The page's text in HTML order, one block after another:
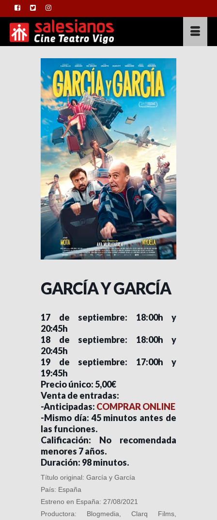
GARCÍA Y GARCÍA
17 de septiembre: 18:00h y
20:45h
18 de septiembre: 18:00h y
20:45h
19 de septiembre: 17:00h y
19:45h
Precio único: 5,00€
Venta de entradas:
-Anticipadas: COMPRAR ONLINE
-Mismo día: 45 minutos antes de
las funciones.
Calificación: No recomendada
menores 7 años.
Duración: 98 minutos.
Título original: García y García
País: España
Estreno en España: 27/08/2021
Productora: Blogmedia, Clarq Films,